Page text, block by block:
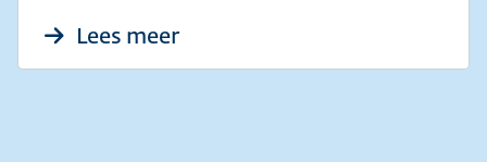
Lees meerover [Update 15 juli 2026]